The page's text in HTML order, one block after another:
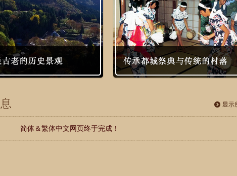
显示
简体＆繁体中文网页终于完成！